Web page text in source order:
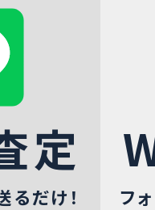
定
るだけ！ フ